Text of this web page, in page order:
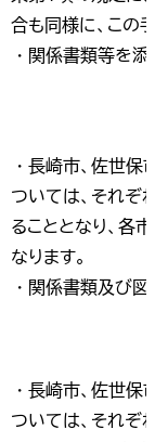
合も同様に、この手
・関係書類等を添
・長崎市、佐世保
ついては、それぞ
ることとなり、各市
なります。
・関係書類及び図
・長崎市、佐世保
ついては、それぞ